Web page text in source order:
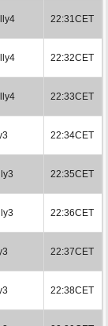
22:31CET
22:32CET
22:33CET
22:34CET
22:35CET
22:36CET
22:37CET
22:38CET